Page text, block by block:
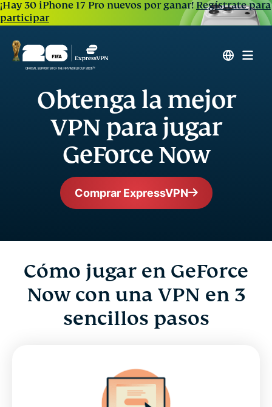
¡Hay 30 iPhone 17 Pro nuevos por ganar!Regístrate para
participar
Obtenga la mejor
VPN para jugar
GeForce Now
Comprar ExpressVPN
Cómo jugar en GeForce
Now con una VPN en 3
sencillos pasos